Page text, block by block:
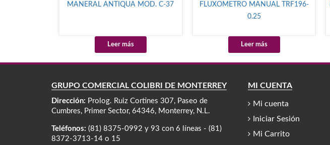
MANERAL ANTIQUA MOD. C-37
Leer más
FLUXOMETRO MANUAL TRF196-
0.25
Leer más
GRUPO COMERCIAL COLIBRÍ DE MONTERREY
Dirección: Prolog. Ruiz Cortines 307, Paseo de
Cumbres, Primer Sector, 64346, Monterrey, N.L.
Teléfonos: (81) 8375-0992 y 93 con 6 líneas - (81)
8372-3713-14 o 15
MI CUENTA
Mi cuenta
Iniciar Sesión
Mi Carrito